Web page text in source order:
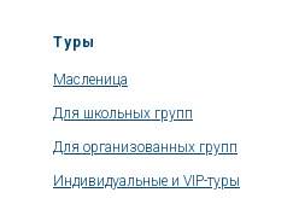
Туры
Масленица
Для школьных групп
Для организованных групп
Индивидуальные и VIP-туры